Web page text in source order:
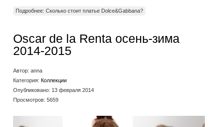
Подробнее: Сколько стоит платье Dolce&Gabbana?
Oscar de la Renta осень-зима
2014-2015
Автор: anna
Категория: Коллекции
Опубликовано: 13 февраля 2014
Просмотров: 5659